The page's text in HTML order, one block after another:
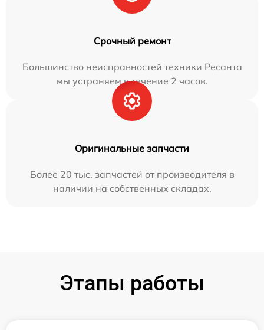
Срочный ремонт
Большинство неисправностей техники Ресанта
мы устраняем в течение 2 часов.
Оригинальные запчасти
Более 20 тыс. запчастей от производителя в
наличии на собственных складах.
Этапы работы